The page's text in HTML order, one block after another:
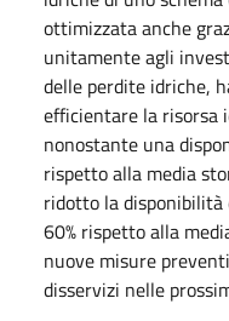
ottimizzata anche
unitamente agli
delle perdite idriche,
efficientare la risorsa
nonostante una
rispetto alla media
ridotto la disponibilità
60% rispetto alla
nuove misure
disservizi nelle